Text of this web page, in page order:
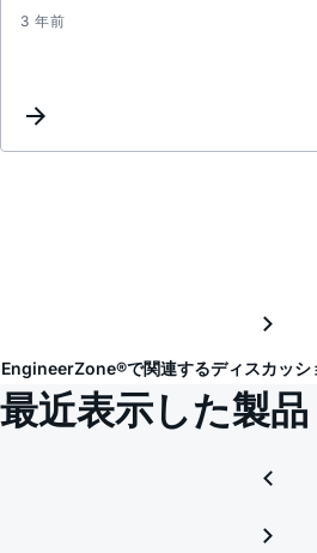
3 年前
EngineerZone®で関連するディスカッシ
最近表示した製品